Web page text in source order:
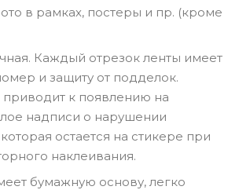
в рамках, постеры и пр. (кроме
Каждый отрезок ленты имеет
и защиту от подделок.
к появлению на
надписи о нарушении
остается на стикере при
наклеивания.
бумажную основу, легко